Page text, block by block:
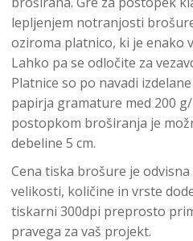
lepljenjem notranjosti
oziroma platnico, ki je enako
Lahko pa se odločite za
Platnice so po navadi
papirja gramature med 200
postopkom broširanja je
debeline 5 cm.
Cena tiska brošure je
velikosti, količine in vrste
tiskarni 300dpi preprosto
pravega za vaš projekt.